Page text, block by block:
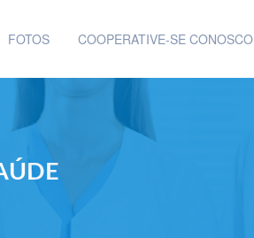
FOTOS COOPERATIVE-SE CONOSCO